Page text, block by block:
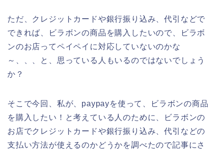
ただ、クレジットカードや銀行振り込み、代引などで
できれば、ビラボンの商品を購入したいので、ビラボ
ンのお店ってペイペイに対応していないのかな
～、、、と、思っている人もいるのではないでしょう
か？
そこで今回、私が、paypayを使って、ビラボンの商品
を購入したい！と考えている人のために、ビラボンの
お店でクレジットカードや銀行振り込み、代引などの
支払い方法が使えるのかどうかを調べたので記事にさ